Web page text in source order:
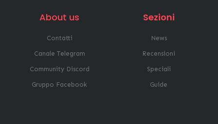
About us
Contatti
Canale Telegram
Community Discord
Gruppo Facebook
Sezioni
News
Recensioni
Speciali
Guide